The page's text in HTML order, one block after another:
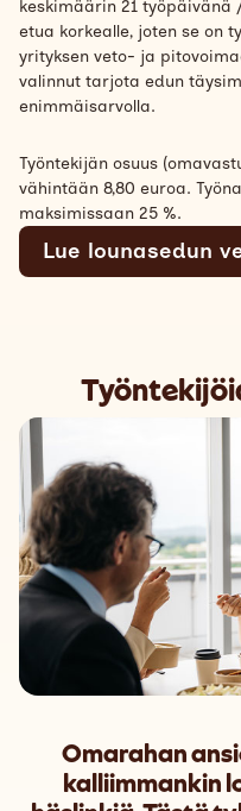
keskimäärin 21 työpäivänä
etua korkealle, joten se on
yrityksen veto- ja
valinnut tarjota edun
enimmäisarvolla.
Työntekijän osuus
vähintään 8,80 euroa.
maksimissaan 25 %.
Lue lounasedun
Omarahan
kalliimmankin